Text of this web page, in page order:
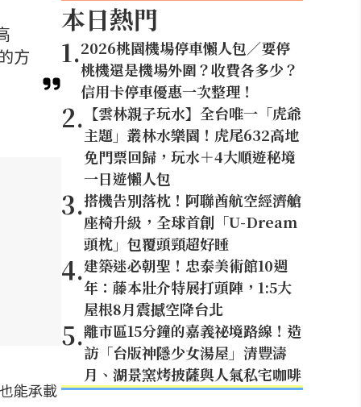
方
能承載
本日熱門
1.2026桃園機場停車懶人包／要停
桃機還是機場外圍？收費各多少？
信用卡停車優惠一次整理！
2. 【雲林親子玩水】全台唯一「虎爺
主題」叢林水樂園！虎尾632高地
免門票回歸，玩水＋4大順遊秘境
一日遊懶人包
3.搭機告別落枕！阿聯酋航空經濟艙
座椅升級，全球首創「U-Dream
頭枕」包覆頭頸超好睡
4.建築迷必朝聖！忠泰美術館10週
年：藤本壯介特展打頭陣，1:5大
屋根8月震撼空降台北
5.離市區15分鐘的嘉義祕境路線！造
訪「台版神隱少女湯屋」清豐濤
月、湖景窯烤披薩與人氣私宅咖啡